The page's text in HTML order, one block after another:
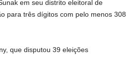
em seu distrito eleitoral de
para três dígitos com pelo menos 308
que disputou 39 eleições